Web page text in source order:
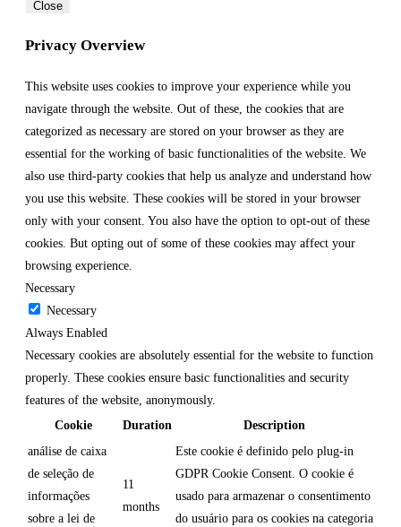
Close
Privacy Overview
This website uses cookies to improve your experience while you
navigate through the website. Out of these, the cookies that are
categorized as necessary are stored on your browser as they are
essential for the working of basic functionalities of the website. We
also use third-party cookies that help us analyze and understand how
you use this website. These cookies will be stored in your browser
only with your consent. You also have the option to opt-out of these
cookies. But opting out of some of these cookies may affect your
browsing experience.
Necessary
Necessary
Always Enabled
Necessary cookies are absolutely essential for the website to function
properly. These cookies ensure basic functionalities and security
features of the website, anonymously.
Cookie
Duration
Description
análise de caixa
de seleção de
informações
sobre a lei de
11
months
Este cookie é definido pelo plug-in
GDPR Cookie Consent. O cookie é
usado para armazenar o consentimento
do usuário para os cookies na categoria